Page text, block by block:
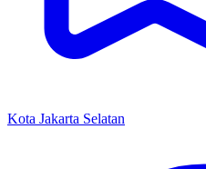
Kota Jakarta Selatan